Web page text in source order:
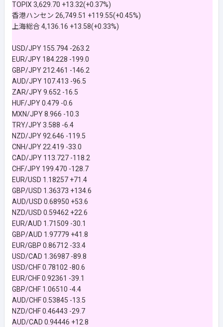
TOPIX 3,629.70 +13.32(+0.37%)
香港ハンセン 26,749.51 +119.55(+0.45%)
上海総合 4,136.16 +13.58(+0.33%)
USD/JPY 155.794 -263.2
EUR/JPY 184.228 -199.0
GBP/JPY 212.461 -146.2
AUD/JPY 107.413 -96.5
ZAR/JPY 9.652 -16.5
HUF/JPY 0.479 -0.6
MXN/JPY 8.966 -10.3
TRY/JPY 3.588 -6.4
NZD/JPY 92.646 -119.5
CNH/JPY 22.419 -33.0
CAD/JPY 113.727 -118.2
CHF/JPY 199.470 -128.7
EUR/USD 1.18257 +71.4
GBP/USD 1.36373 +134.6
AUD/USD 0.68950 +53.6
NZD/USD 0.59462 +22.6
EUR/AUD 1.71509 -30.1
GBP/AUD 1.97779 +41.8
EUR/GBP 0.86712 -33.4
USD/CAD 1.36987 -89.8
USD/CHF 0.78102 -80.6
EUR/CHF 0.92361 -39.1
GBP/CHF 1.06510 -4.4
AUD/CHF 0.53845 -13.5
NZD/CHF 0.46443 -29.7
AUD/CAD 0.94446 +12.8